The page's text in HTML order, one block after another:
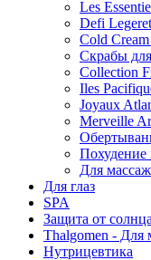
Les
Defi
Cold
Скрабы
Collection
Iles
Joyaux
Merveille
Похудение
Для
Для глаз
SPA
Защита от солнца
Thalgomen - Для
Нутрицевтика